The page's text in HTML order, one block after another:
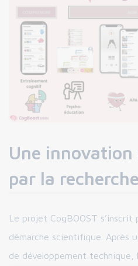
Une innovation
par la recherche
Le projet CogBOOST s’inscrit
démarche scientifique. Après
de développement technique,